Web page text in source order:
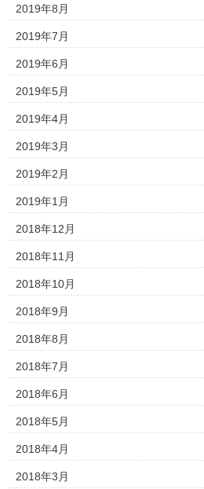
2019年8月
2019年7月
2019年6月
2019年5月
2019年4月
2019年3月
2019年2月
2019年1月
2018年12月
2018年11月
2018年10月
2018年9月
2018年8月
2018年7月
2018年6月
2018年5月
2018年4月
2018年3月